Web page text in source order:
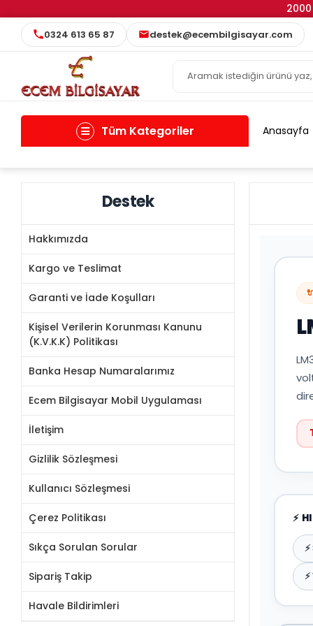
0324 613 65 87 destek@ecembilgisayar.com
Tüm Kategoriler Anasayfa
Destek
Hakkımızda
Kargo ve Teslimat
Garanti ve İade Koşulları
Kişisel Verilerin Korunması Kanunu
(K.V.K.K) Politikası
Banka Hesap Numaralarımız
Ecem Bilgisayar Mobil Uygulaması
İletişim
Gizlilik Sözleşmesi
Kullanıcı Sözleşmesi
Çerez Politikası
Sıkça Sorulan Sorular
Sipariş Takip
Havale Bildirimleri
⚡